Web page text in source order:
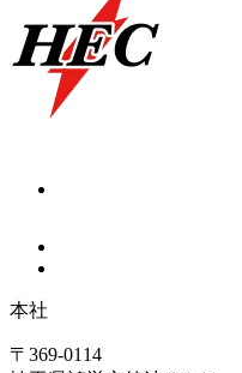
本社
〒369-0114